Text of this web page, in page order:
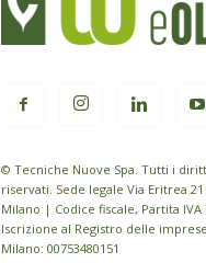
© Tecniche Nuove Spa. Tutti i
riservati. Sede legale Via Eritrea 21
Milano | Codice fiscale, Partita IVA
Iscrizione al Registro delle
Milano: 00753480151